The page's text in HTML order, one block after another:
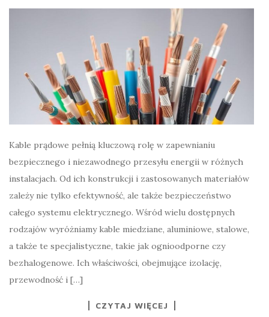
Kable prądowe pełnią kluczową rolę w zapewnianiu
bezpiecznego i niezawodnego przesyłu energii w różnych
instalacjach. Od ich konstrukcji i zastosowanych materiałów
zależy nie tylko efektywność, ale także bezpieczeństwo
całego systemu elektrycznego. Wśród wielu dostępnych
rodzajów wyróżniamy kable miedziane, aluminiowe, stalowe,
a także te specjalistyczne, takie jak ognioodporne czy
bezhalogenowe. Ich właściwości, obejmujące izolację,
przewodność i […]
CZYTAJ WIĘCEJ